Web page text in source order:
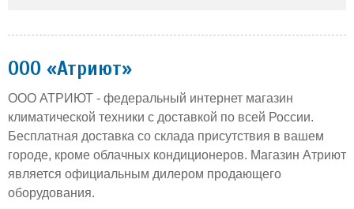
ООО «Атриют»
ООО АТРИЮТ - федеральный интернет магазин
климатической техники с доставкой по всей России.
Бесплатная доставка со склада присутствия в вашем
городе, кроме облачных кондиционеров. Магазин Атриют
является официальным дилером продающего
оборудования.